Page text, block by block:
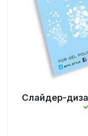
Слайдер-